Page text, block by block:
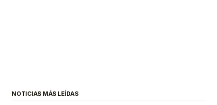
NOTICIAS MÁS LEÍDAS